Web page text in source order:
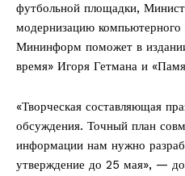
футбольной площадки,
модернизацию компьютерного
Мининформ поможет в
время» Игоря Гетмана и
«Творческая составляющая
обсуждения. Точный план
информации нам нужно
утверждение до 25 мая», —